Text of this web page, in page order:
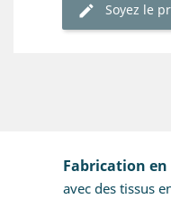
Soyez le
Fabrication
avec des tissus